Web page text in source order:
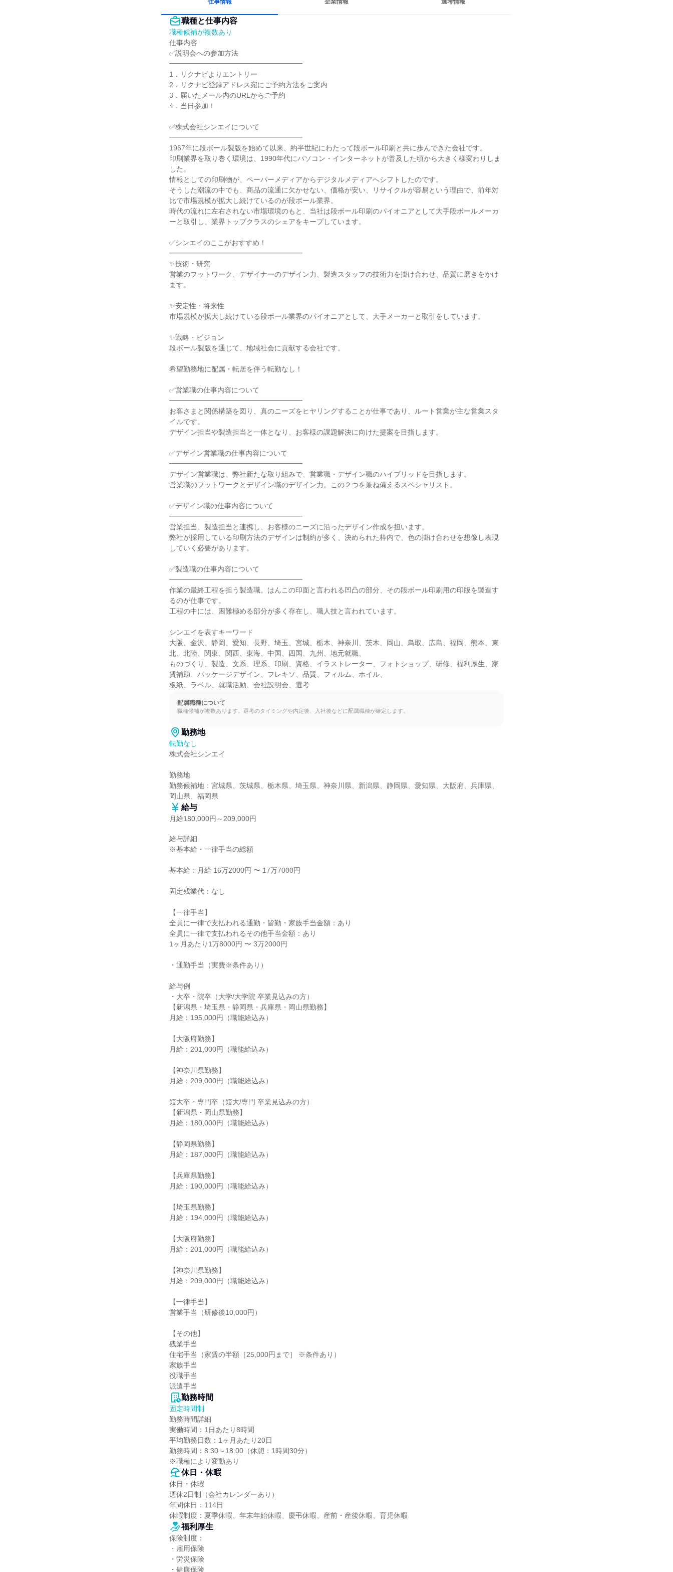
仕事情報 企業情報 選考情報
職種と仕事内容
職種候補が複数あり
仕事内容
✅説明会への参加方法
━━━━━━━━━━━━━━━━━━━
1．リクナビよりエントリー
2．リクナビ登録アドレス宛にご予約方法をご案内
3．届いたメール内のURLからご予約
4．当日参加！
✅株式会社シンエイについて
━━━━━━━━━━━━━━━━━━━
1967年に段ボール製版を始めて以来、約半世紀にわたって段ボール印刷と共に歩んできた会社です。
印刷業界を取り巻く環境は、1990年代にパソコン・インターネットが普及した頃から大きく様変わりしま
した。
情報としての印刷物が、ペーパーメディアからデジタルメディアへシフトしたのです。
そうした潮流の中でも、商品の流通に欠かせない、価格が安い、リサイクルが容易という理由で、前年対
比で市場規模が拡大し続けているのが段ボール業界。
時代の流れに左右されない市場環境のもと、当社は段ボール印刷のパイオニアとして大手段ボールメーカ
ーと取引し、業界トップクラスのシェアをキープしています。
✅シンエイのここがおすすめ！
━━━━━━━━━━━━━━━━━━━
✨技術・研究
営業のフットワーク、デザイナーのデザイン力、製造スタッフの技術力を掛け合わせ、品質に磨きをかけ
ます。
✨安定性・将来性
市場規模が拡大し続けている段ボール業界のパイオニアとして、大手メーカーと取引をしています。
✨戦略・ビジョン
段ボール製版を通じて、地域社会に貢献する会社です。
希望勤務地に配属・転居を伴う転勤なし！
✅営業職の仕事内容について
━━━━━━━━━━━━━━━━━━━
お客さまと関係構築を図り、真のニーズをヒヤリングすることが仕事であり、ルート営業が主な営業スタ
イルです。
デザイン担当や製造担当と一体となり、お客様の課題解決に向けた提案を目指します。
✅デザイン営業職の仕事内容について
━━━━━━━━━━━━━━━━━━━
デザイン営業職は、弊社新たな取り組みで、営業職・デザイン職のハイブリッドを目指します。
営業職のフットワークとデザイン職のデザイン力。この２つを兼ね備えるスペシャリスト。
✅デザイン職の仕事内容について
━━━━━━━━━━━━━━━━━━━
営業担当、製造担当と連携し、お客様のニーズに沿ったデザイン作成を担います。
弊社が採用している印刷方法のデザインは制約が多く、決められた枠内で、色の掛け合わせを想像し表現
していく必要があります。
✅製造職の仕事内容について
━━━━━━━━━━━━━━━━━━━
作業の最終工程を担う製造職。はんこの印面と言われる凹凸の部分、その段ボール印刷用の印版を製造す
るのが仕事です。
工程の中には、困難極める部分が多く存在し、職人技と言われています。
シンエイを表すキーワード
大阪、金沢、静岡、愛知、長野、埼玉、宮城、栃木、神奈川、茨木、岡山、鳥取、広島、福岡、熊本、東
北、北陸、関東、関西、東海、中国、四国、九州、地元就職、
ものづくり、製造、文系、理系、印刷、資格、イラストレーター、フォトショップ、研修、福利厚生、家
賃補助、パッケージデザイン、フレキソ、品質、フィルム、ホイル、
板紙、ラベル、就職活動、会社説明会、選考
配属職種について
職種候補が複数あります。選考のタイミングや内定後、入社後などに配属職種が確定します。
勤務地
転勤なし
株式会社シンエイ
勤務地
勤務候補地：宮城県、茨城県、栃木県、埼玉県、神奈川県、新潟県、静岡県、愛知県、大阪府、兵庫県、
岡山県、福岡県
給与
月給180,000円～209,000円
給与詳細
※基本給・一律手当の総額
基本給：月給 16万2000円 〜 17万7000円
固定残業代：なし
【一律手当】
全員に一律で支払われる通勤・皆勤・家族手当金額：あり
全員に一律で支払われるその他手当金額：あり
1ヶ月あたり1万8000円 〜 3万2000円
・通勤手当（実費※条件あり）
給与例
・大卒・院卒（大学/大学院 卒業見込みの方）
【新潟県・埼玉県・静岡県・兵庫県・岡山県勤務】
月給：195,000円（職能給込み）
【大阪府勤務】
月給：201,000円（職能給込み）
【神奈川県勤務】
月給：209,000円（職能給込み）
短大卒・専門卒（短大/専門 卒業見込みの方）
【新潟県・岡山県勤務】
月給：180,000円（職能給込み）
【静岡県勤務】
月給：187,000円（職能給込み）
【兵庫県勤務】
月給：190,000円（職能給込み）
【埼玉県勤務】
月給：194,000円（職能給込み）
【大阪府勤務】
月給：201,000円（職能給込み）
【神奈川県勤務】
月給：209,000円（職能給込み）
【一律手当】
営業手当（研修後10,000円）
【その他】
残業手当
住宅手当（家賃の半額［25,000円まで］ ※条件あり）
家族手当
役職手当
派遣手当
勤務時間
固定時間制
勤務時間詳細
実働時間：1日あたり8時間
平均勤務日数：1ヶ月あたり20日
勤務時間：8:30～18:00（休憩：1時間30分）
※職種により変動あり
休日・休暇
休日・休暇
週休2日制（会社カレンダーあり）
年間休日：114日
休暇制度：夏季休暇、年末年始休暇、慶弔休暇、産前・産後休暇、育児休暇
福利厚生
保険制度：
・雇用保険
・労災保険
・健康保険